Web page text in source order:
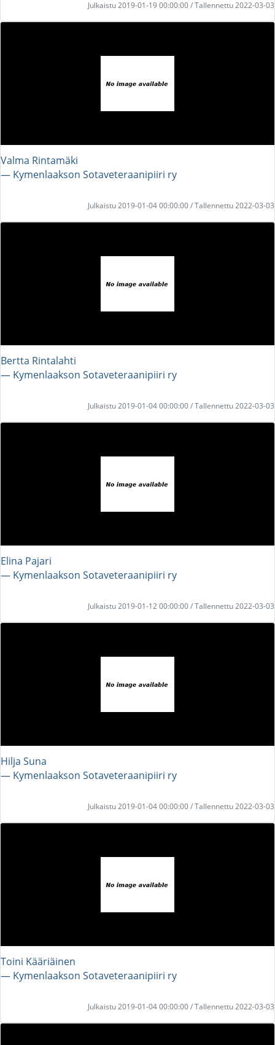
Julkaistu 2019-01-19 00:00:00 / Tallennettu 2022-03-03
Valma Rintamäki
― Kymenlaakson Sotaveteraanipiiri ry
Julkaistu 2019-01-04 00:00:00 / Tallennettu 2022-03-03
Bertta Rintalahti
― Kymenlaakson Sotaveteraanipiiri ry
Julkaistu 2019-01-04 00:00:00 / Tallennettu 2022-03-03
Elina Pajari
― Kymenlaakson Sotaveteraanipiiri ry
Julkaistu 2019-01-12 00:00:00 / Tallennettu 2022-03-03
Hilja Suna
― Kymenlaakson Sotaveteraanipiiri ry
Julkaistu 2019-01-04 00:00:00 / Tallennettu 2022-03-03
Toini Kääriäinen
― Kymenlaakson Sotaveteraanipiiri ry
Julkaistu 2019-01-04 00:00:00 / Tallennettu 2022-03-03